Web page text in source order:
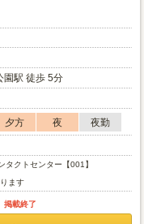
園駅 徒歩 5分
夕方 夜
夜勤
タクトセンター【001】
ます
掲載終了